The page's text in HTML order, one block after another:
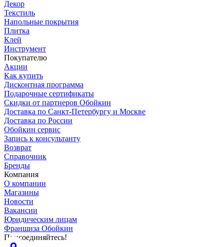
Декор
Текстиль
Напольные покрытия
Плитка
Клей
Инструмент
Покупателю
Акции
Как купить
Дисконтная программа
Подарочные сертификаты
Скидки от партнеров Обойкин
Доставка по Санкт-Петербургу и Москве
Доставка по России
Обойкин сервис
Запись к консультанту
Возврат
Справочник
Бренды
Компания
О компании
Магазины
Новости
Вакансии
Юридическим лицам
Франшиза Обойкин
Присоединяйтесь!